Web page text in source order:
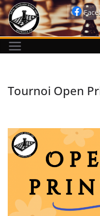
Passer
au
contenu
Tournoi Open